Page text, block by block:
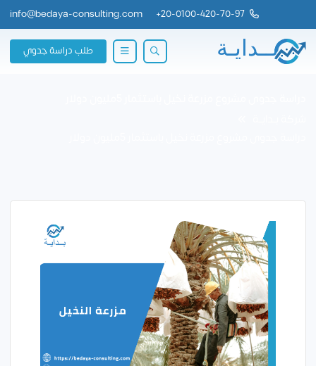
20-0100-420-70-97
+
info@bedaya-consulting.com
طلب دراسة جدوي